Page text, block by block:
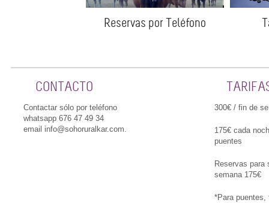
Reservas por Teléfono
CONTACTO
Contactar sólo por teléfono
whatsapp 676 47 49 34
email info@sohoruralkar.com.
300€ / fin de
175€ cada
puentes
Reservas para
semana 175€
*Para